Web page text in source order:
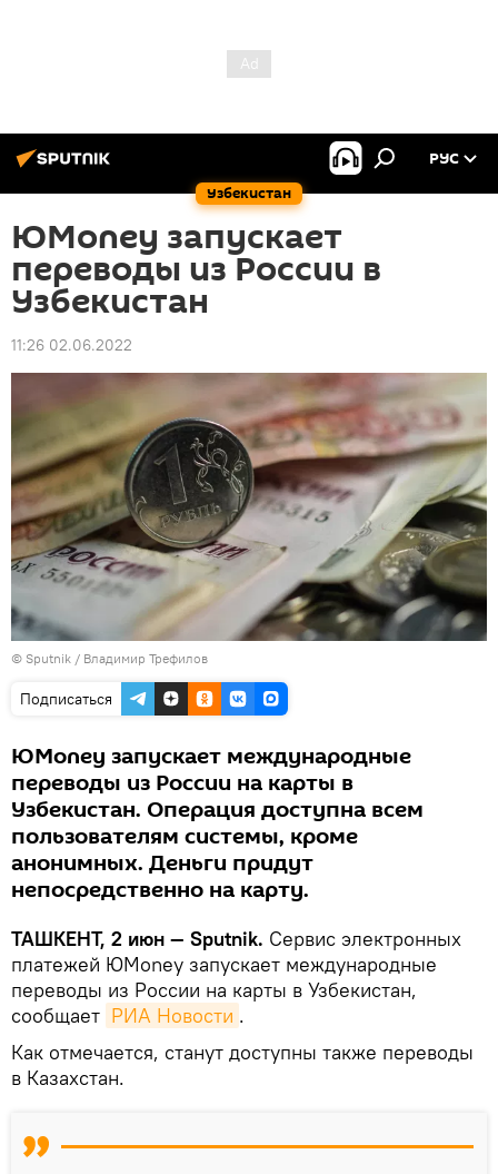
Узбекистан
РУС
ЮMoney запускает
переводы из России в
Узбекистан
11:26 02.06.2022
© Sputnik / Владимир Трефилов
Подписаться
ЮMoney запускает международные
переводы из России на карты в
Узбекистан. Операция доступна всем
пользователям системы, кроме
анонимных. Деньги придут
непосредственно на карту.
ТАШКЕНТ, 2 июн — Sputnik. Сервис электронных
платежей ЮMoney запускает международные
переводы из России на карты в Узбекистан,
сообщает РИА Новости .
Как отмечается, станут доступны также переводы
в Казахстан.